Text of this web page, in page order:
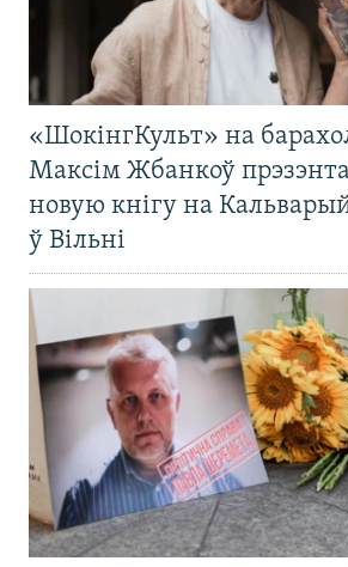
«ШокінгКульт» на
Максім Жбанкоў
новую кнігу на
ў Вільні